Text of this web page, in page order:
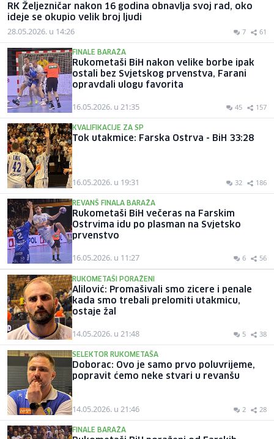
RK Željezničar nakon 16 godina obnavlja svoj rad, oko
ideje se okupio velik broj ljudi
28.05.2026. u 14:26 7 61
FINALE BARAŽA
Rukometaši BiH nakon velike borbe ipak
ostali bez Svjetskog prvenstva, Farani
opravdali ulogu favorita
16.05.2026. u 21:35 45 157
KVALIFIKACIJE ZA SP
Tok utakmice: Farska Ostrva - BiH 33:28
16.05.2026. u 19:31 32 186
REVANŠ FINALA BARAŽA
Rukometaši BiH večeras na Farskim
Ostrvima idu po plasman na Svjetsko
prvenstvo
16.05.2026. u 11:27 6 56
RUKOMETAŠI PORAŽENI
Alilović: Promašivali smo zicere i penale
kada smo trebali prelomiti utakmicu,
ostaje žal
14.05.2026. u 21:48 5 38
SELEKTOR RUKOMETAŠA
Doborac: Ovo je samo prvo poluvrijeme,
popravit ćemo neke stvari u revanšu
14.05.2026. u 21:46 2 28
FINALE BARAŽA